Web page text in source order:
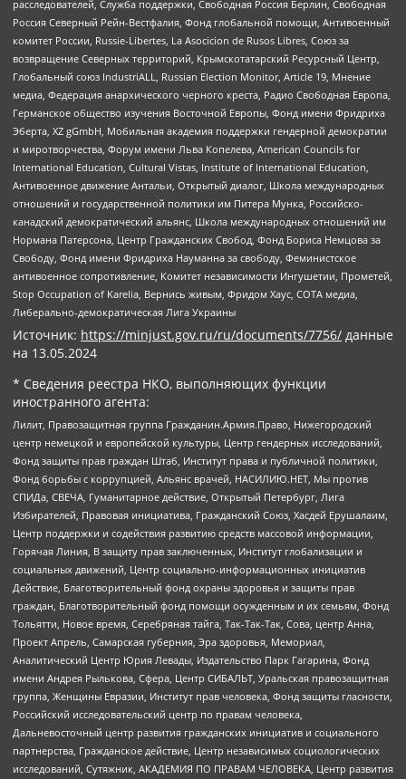
расследователей, Служба поддержки, Свободная Россия Берлин, Свободная
Россия Северный Рейн-Вестфалия, Фонд глобальной помощи, Антивоенный
комитет России, Russie-Libertes, La Asocicion de Rusos Libres, Союз за
возвращение Северных территорий, Крымскотатарский Ресурсный Центр,
Глобальный союз IndustriALL, Russian Election Monitor, Article 19, Мнение
медиа, Федерация анархического черного креста, Радио Свободная Европа,
Германское общество изучения Восточной Европы, Фонд имени Фридриха
Эберта, XZ gGmbH, Мобильная академия поддержки гендерной демократии
и миротворчества, Форум имени Льва Копелева, American Councils for
International Education, Cultural Vistas, Institute of International Education,
Антивоенное движение Антальи, Открытый диалог, Школа международных
отношений и государственной политики им Питера Мунка, Российско-
канадский демократический альянс, Школа международных отношений им
Нормана Патерсона, Центр Гражданских Свобод, Фонд Бориса Немцова за
Свободу, Фонд имени Фридриха Науманна за свободу, Феминистское
антивоенное сопротивление, Комитет независимости Ингушетии, Прометей,
Stop Occupation of Karelia, Вернись живым, Фридом Хаус, СОТА медиа,
Либерально-демократическая Лига Украины
Источник: https://minjust.gov.ru/ru/documents/7756/ данные
на 13.05.2024
* Сведения реестра НКО, выполняющих функции
иностранного агента:
Лилит, Правозащитная группа Гражданин.Армия.Право, Нижегородский
центр немецкой и европейской культуры, Центр гендерных исследований,
Фонд защиты прав граждан Штаб, Институт права и публичной политики,
Фонд борьбы с коррупцией, Альянс врачей, НАСИЛИЮ.НЕТ, Мы против
СПИДа, СВЕЧА, Гуманитарное действие, Открытый Петербург, Лига
Избирателей, Правовая инициатива, Гражданский Союз, Хасдей Ерушалаим,
Центр поддержки и содействия развитию средств массовой информации,
Горячая Линия, В защиту прав заключенных, Институт глобализации и
социальных движений, Центр социально-информационных инициатив
Действие, Благотворительный фонд охраны здоровья и защиты прав
граждан, Благотворительный фонд помощи осужденным и их семьям, Фонд
Тольятти, Новое время, Серебряная тайга, Так-Так-Так, Сова, центр Анна,
Проект Апрель, Самарская губерния, Эра здоровья, Мемориал,
Аналитический Центр Юрия Левады, Издательство Парк Гагарина, Фонд
имени Андрея Рылькова, Сфера, Центр СИБАЛЬТ, Уральская правозащитная
группа, Женщины Евразии, Институт прав человека, Фонд защиты гласности,
Российский исследовательский центр по правам человека,
Дальневосточный центр развития гражданских инициатив и социального
партнерства, Гражданское действие, Центр независимых социологических
исследований, Сутяжник, АКАДЕМИЯ ПО ПРАВАМ ЧЕЛОВЕКА, Центр развития